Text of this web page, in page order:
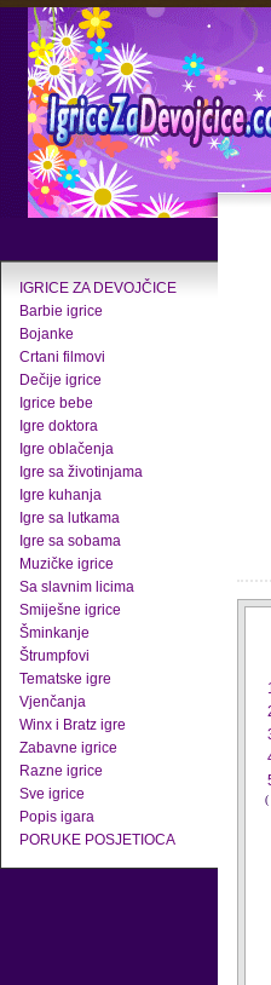
IGRICE ZA DEVOJČICE
Barbie igrice
Bojanke
Crtani filmovi
Dečije igrice
Igrice bebe
Igre doktora
Igre oblačenja
Igre sa životinjama
Igre kuhanja
Igre sa lutkama
Igre sa sobama
Muzičke igrice
Sa slavnim licima
Smiješne igrice
Šminkanje
Štrumpfovi
Tematske igre
Vjenčanja
Winx i Bratz igre
Zabavne igrice
Razne igrice
Sve igrice
Popis igara
PORUKE POSJETIOCA
(